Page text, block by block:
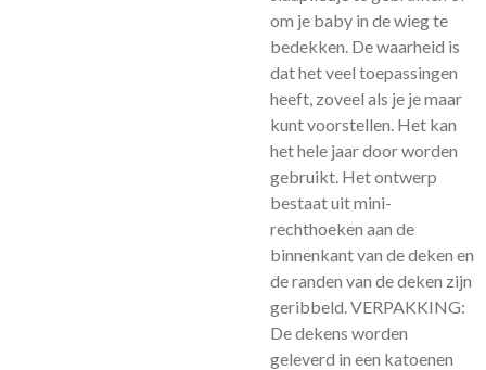
om je baby in de wieg te
bedekken. De waarheid is
dat het veel toepassingen
heeft, zoveel als je je maar
kunt voorstellen. Het kan
het hele jaar door worden
gebruikt. Het ontwerp
bestaat uit mini-
rechthoeken aan de
binnenkant van de deken en
de randen van de deken zijn
geribbeld. VERPAKKING:
De dekens worden
geleverd in een katoenen